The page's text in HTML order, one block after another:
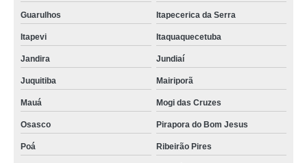
Guarulhos Itapecerica da Serra
Itapevi Itaquaquecetuba
Jandira Jundiaí
Juquitiba Mairiporã
Mauá Mogi das Cruzes
Osasco Pirapora do Bom Jesus
Poá Ribeirão Pires